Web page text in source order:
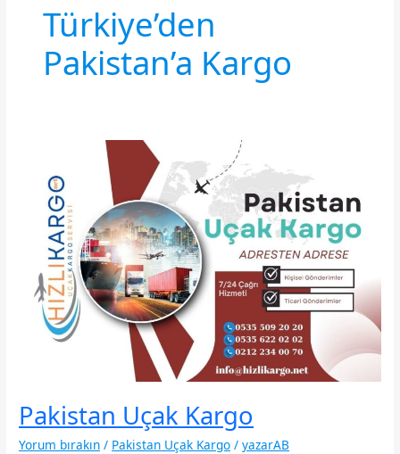
Türkiye’den
Pakistan’a Kargo
Pakistan Uçak Kargo
Yorum bırakın / Pakistan Uçak Kargo /yazarAB